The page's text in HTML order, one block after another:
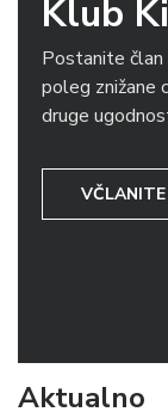
Klub
Postanite
poleg znižane
druge
Aktualno